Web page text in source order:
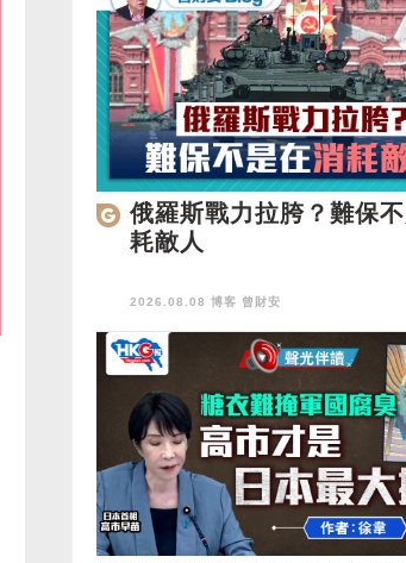
俄羅斯戰力拉胯？難保
耗敵人
2026.08.08 博客 曾財安